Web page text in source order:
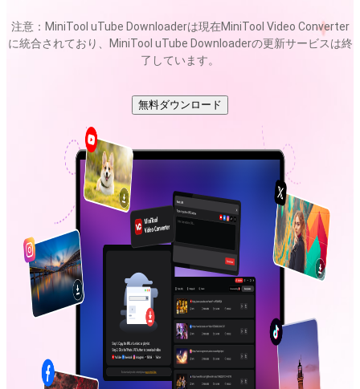
注意：MiniTool uTube Downloaderは現在MiniTool Video Converter
に統合されており、MiniTool uTube Downloaderの更新サービスは終
了しています。
無料ダウンロード